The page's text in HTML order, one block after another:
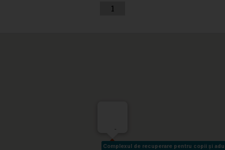
1
Complexul de recuperare pentru copii și
Complexul de recuperare pentru copii și
-